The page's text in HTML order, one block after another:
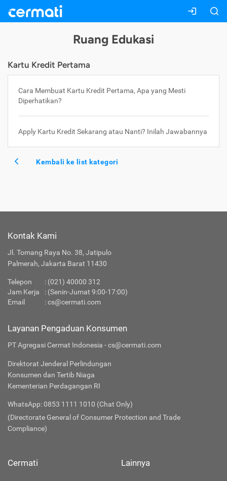
Ruang Edukasi
Kartu Kredit Pertama
Cara Membuat Kartu Kredit Pertama, Apa yang Mesti
Diperhatikan?
Apply Kartu Kredit Sekarang atau Nanti? Inilah Jawabannya
Kembali ke list kategori
Kontak Kami
Jl. Tomang Raya No. 38, Jatipulo
Palmerah, Jakarta Barat 11430
Telepon : (021) 40000 312
Jam Kerja
: (Senin-Jumat 9:00-17:00)
Email
:cs@cermati.com
Layanan Pengaduan Konsumen
PT Agregasi Cermat Indonesia - cs@cermati.com
Direktorat Jenderal Perlindungan
Konsumen dan Tertib Niaga
Kementerian Perdagangan RI
WhatsApp: 0853 1111 1010 (Chat Only)
(Directorate General of Consumer Protection and Trade
Compliance)
Cermati Lainnya